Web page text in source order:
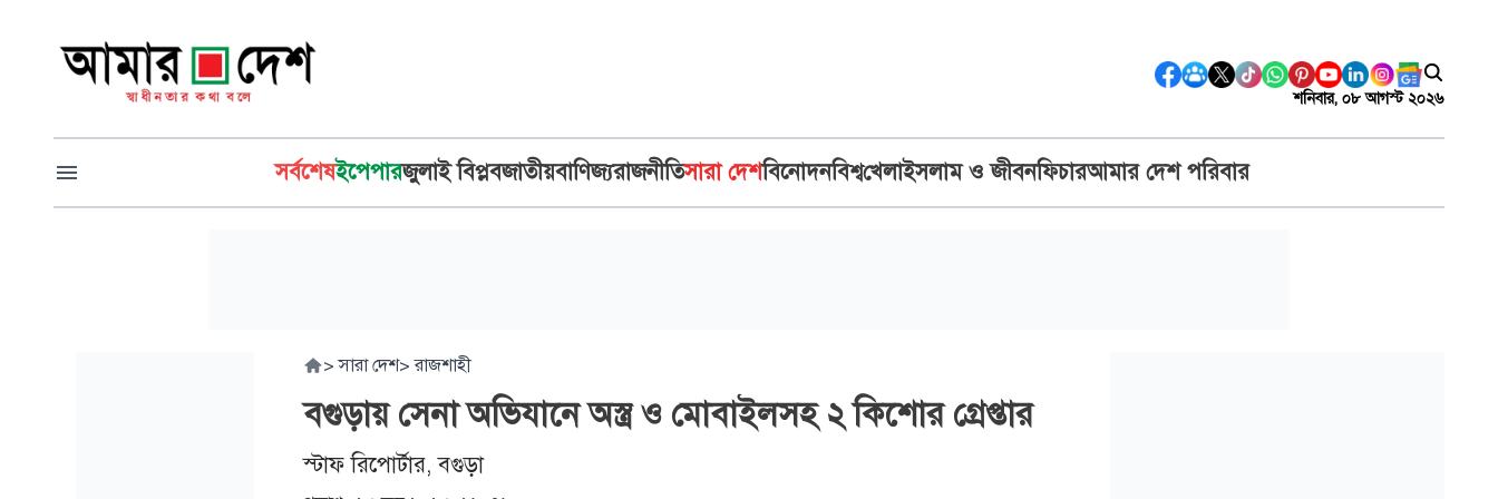
শনিবার, ০৮ আগস্ট ২০২৬
সর্বশেষইপেপারজুলাই বিপ্লবজাতীয়বাণিজ্যরাজনীতিসারা দেশবিনোদনবিশ্বখেলাইসলাম ও জীবনফিচারআমার দেশ পরিবার
> সারা দেশ> রাজশাহী
বগুড়ায় সেনা অভিযানে অস্ত্র ও মোবাইলসহ ২ কিশোর গ্রেপ্তার
স্টাফ রিপোর্টার, বগুড়া